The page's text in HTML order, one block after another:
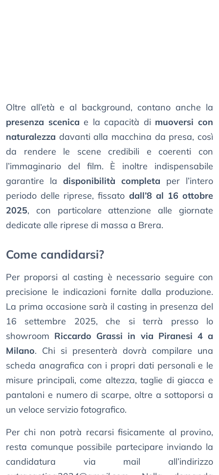
Oltre all’età e al background, contano anche la
presenza scenica e la capacità di muoversi con
naturalezza davanti alla macchina da presa, così
da rendere le scene credibili e coerenti con
l’immaginario del film. È inoltre indispensabile
garantire la disponibilità completa per l’intero
periodo delle riprese, fissato dall’8 al 16 ottobre
2025, con particolare attenzione alle giornate
dedicate alle riprese di massa a Brera.
Come candidarsi?
Per proporsi al casting è necessario seguire con
precisione le indicazioni fornite dalla produzione.
La prima occasione sarà il casting in presenza del
16 settembre 2025, che si terrà presso lo
showroom Riccardo Grassi in via Piranesi 4 a
Milano. Chi si presenterà dovrà compilare una
scheda anagrafica con i propri dati personali e le
misure principali, come altezza, taglie di giacca e
pantaloni e numero di scarpe, oltre a sottoporsi a
un veloce servizio fotografico.
Per chi non potrà recarsi fisicamente al provino,
resta comunque possibile partecipare inviando la
candidatura via mail all’indirizzo